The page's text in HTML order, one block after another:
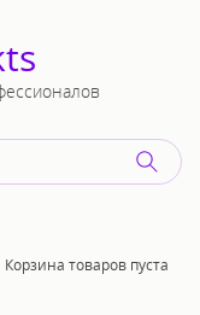
Корзина товаров пуста